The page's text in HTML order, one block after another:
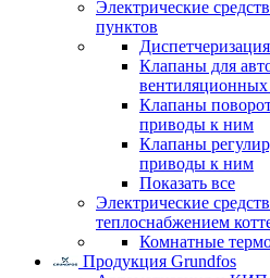
Электрические
пунктов
Клапаны для
вентиляционных
Клапаны
приводы к ним
Клапаны
приводы к ним
Показать все
Электрические
теплоснабжением
Комнатные
Продукция Grundfos